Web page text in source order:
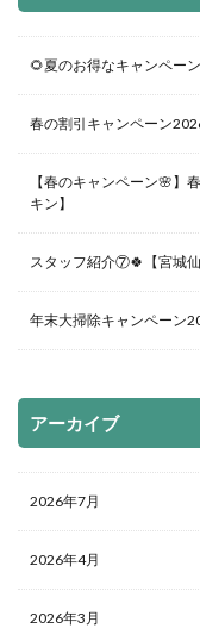
🌻夏のお得なキャンペー
春の割引キャンペーン
【春のキャンペーン🌸】
キン】
スタッフ紹介⑦🍀【宮城
年末大掃除キャンペーン
アーカイブ
2026年7月
2026年4月
2026年3月